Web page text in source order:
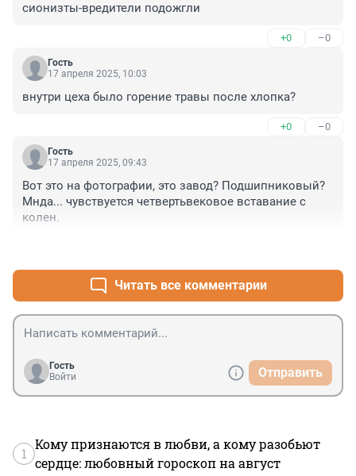
сионизты-вредители подожгли
+0 –0
Гость
17 апреля 2025, 10:03
внутри цеха было горение травы после хлопка?
+0 –0
Гость
17 апреля 2025, 09:43
Вот это на фотографии, это завод? Подшипниковый?
Мнда... чувствуется четвертьвековое вставание с
колен.
Читать все комментарии
Гость
Войти
Отправить
1
Кому признаются в любви, а кому разобьют
сердце: любовный гороскоп на август